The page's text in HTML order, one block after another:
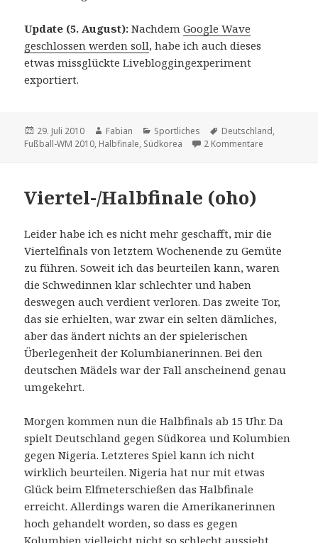
Update (5. August): NachdemGoogle Wave
geschlossen werden soll, habe ich auch dieses
etwas missglückte Livebloggingexperiment
exportiert.
Veröffentlicht
am
29. Juli 2010 Autor
Fabian Kategorien
Sportliches Schlagwörter
Deutschland,
Fußball-WM 2010, Halbfinale, Südkorea 2 Kommentare
Viertel-/Halbfinale (oho)
Leider habe ich es nicht mehr geschafft, mir die
Viertelfinals von letztem Wochenende zu Gemüte
zu führen. Soweit ich das beurteilen kann, waren
die Schwedinnen klar schlechter und haben
deswegen auch verdient verloren. Das zweite Tor,
das sie erhielten, war zwar ein selten dämliches,
aber das ändert nichts an der spielerischen
Überlegenheit der Kolumbianerinnen. Bei den
deutschen Mädels war der Fall anscheinend genau
umgekehrt.
Morgen kommen nun die Halbfinals ab 15 Uhr. Da
spielt Deutschland gegen Südkorea und Kolumbien
gegen Nigeria. Letzteres Spiel kann ich nicht
wirklich beurteilen. Nigeria hat nur mit etwas
Glück beim Elfmeterschießen das Halbfinale
erreicht. Allerdings waren die Amerikanerinnen
hoch gehandelt worden, so dass es gegen